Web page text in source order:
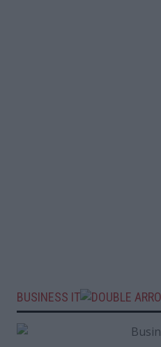
BUSINESS IT